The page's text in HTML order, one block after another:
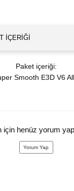
İÇERIĞI
Paket içeriği:
Smooth E3D V6
için henüz yorum
Yorum Yap